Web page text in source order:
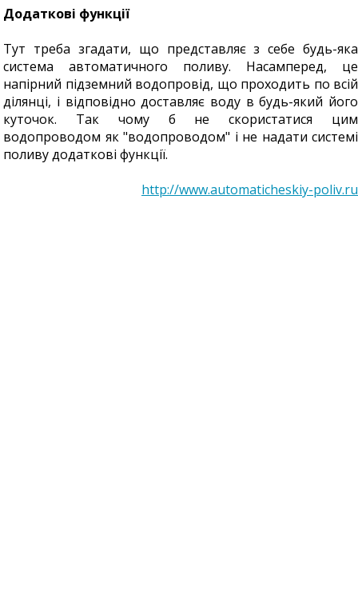
Додаткові функції
Тут треба згадати, що представляє з себе будь-яка
система автоматичного поливу. Насамперед, це
напірний підземний водопровід, що проходить по всій
ділянці, і відповідно доставляє воду в будь-який його
куточок. Так чому б не скористатися цим
водопроводом як "водопроводом" і не надати системі
поливу додаткові функції.
http://www.automaticheskiy-poliv.ru